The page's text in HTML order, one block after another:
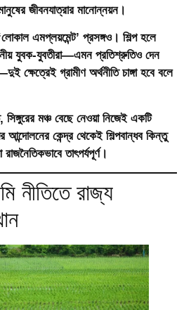
জীবনযাত্রার মানোন্নয়ন।
এমপ্লয়মেন্ট’ প্রসঙ্গও। শিল্প হলে
যুবক-যুবতীরা—এমন প্রতিশ্রুতিও দেন
ক্ষেত্রেই গ্রামীণ অর্থনীতি চাঙ্গা হবে বলে
মঞ্চ বেছে নেওয়া নিজেই একটি
কেন্দ্র থেকেই শিল্পবান্ধব কিন্তু
তাৎপর্যপূর্ণ।
নীতিতে রাজ্য